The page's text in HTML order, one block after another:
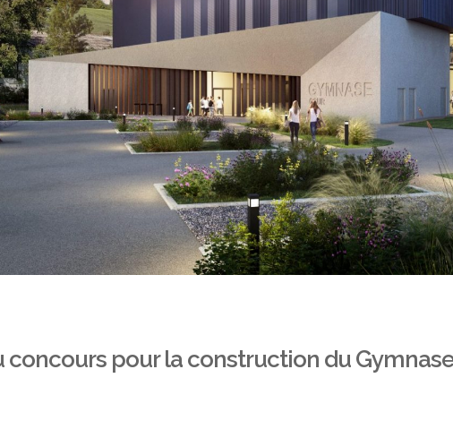
concours pour la construction du